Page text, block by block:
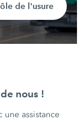
de l'usure
nous !
une assistance